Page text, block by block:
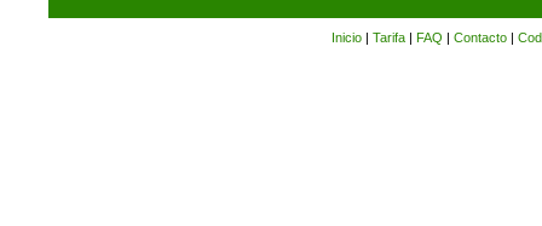
Inicio | Tarifa | FAQ | Contacto |